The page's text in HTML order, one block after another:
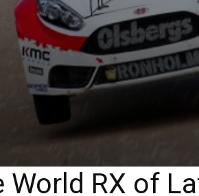
World RX of